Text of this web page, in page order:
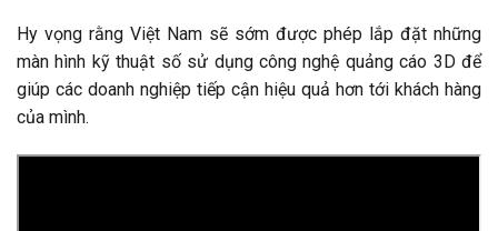
Hy vọng rằng Việt Nam sẽ sớm được phép lắp đặt những
màn hình kỹ thuật số sử dụng công nghệ quảng cáo 3D để
giúp các doanh nghiệp tiếp cận hiệu quả hơn tới khách hàng
của mình.